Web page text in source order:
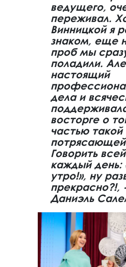
ведущего,
переживал.
Винницкой я
знаком, еще
проб мы
поладили.
настоящий
дела и
восторге о
частью такой
Говорить
каждый день:
утро!», ну
прекрасно?!,
Даниэль